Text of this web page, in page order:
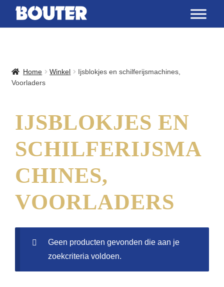
Home Winkel
Ijsblokjes en schilferijsmachines,
Voorladers
IJSBLOKJES EN
SCHILFERIJSMA
CHINES,
VOORLADERS
Geen producten gevonden die aan je
zoekcriteria voldoen.